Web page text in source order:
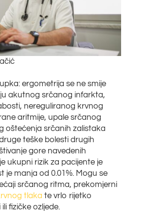
ergometrija se ne smije
akutnog srčanog infarkta,
nereguliranog krvnog
aritmije, upale srčanog
oštećenja srčanih zalistaka
teške bolesti drugih
gore navedenih
ukupni rizik za pacijente je
je manja od 0.01%. Mogu se
srčanog ritma, prekomjerni
tlaka te vrlo rijetko
fizičke ozljede.